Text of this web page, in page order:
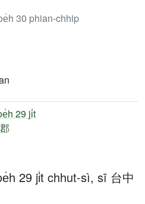
30 phian-chhip
29 ji̍t chhut-sì, sī 台中
29 ji̍t